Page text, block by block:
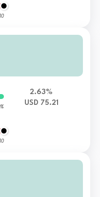
10
10
2.63%
USD 75.21